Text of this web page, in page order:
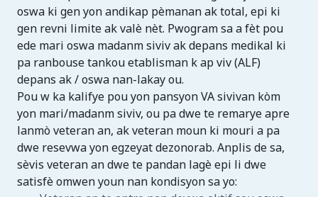
oswa ki gen yon andikap pèmanan ak total, epi ki
gen revni limite ak valè nèt. Pwogram sa a fèt pou
ede mari oswa madanm siviv ak depans medikal ki
pa ranbouse tankou etablisman k ap viv (ALF)
depans ak / oswa nan-lakay ou.
Pou w ka kalifye pou yon pansyon VA sivivan kòm
yon mari/madanm siviv, ou pa dwe te remarye apre
lanmò veteran an, ak veteran moun ki mouri a pa
dwe resevwa yon egzeyat dezonorab. Anplis de sa,
sèvis veteran an dwe te pandan lagè epi li dwe
satisfè omwen youn nan kondisyon sa yo: